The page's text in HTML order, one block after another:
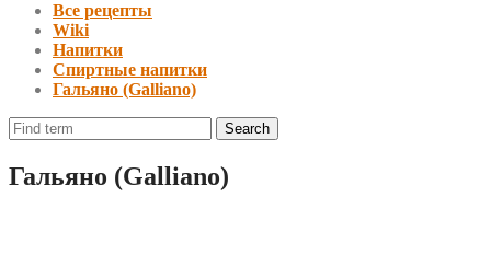
Все рецепты
Wiki
Напитки
Спиртные напитки
Гальяно (Galliano)
Гальяно (Galliano)